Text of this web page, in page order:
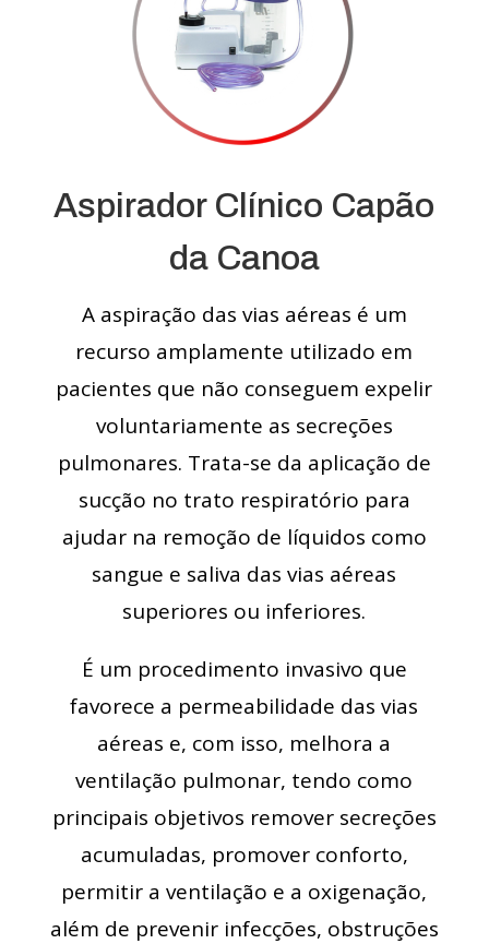
Aspirador Clínico Capão
da Canoa
A aspiração das vias aéreas é um
recurso amplamente utilizado em
pacientes que não conseguem expelir
voluntariamente as secreções
pulmonares. Trata-se da aplicação de
sucção no trato respiratório para
ajudar na remoção de líquidos como
sangue e saliva das vias aéreas
superiores ou inferiores.
É um procedimento invasivo que
favorece a permeabilidade das vias
aéreas e, com isso, melhora a
ventilação pulmonar, tendo como
principais objetivos remover secreções
acumuladas, promover conforto,
permitir a ventilação e a oxigenação,
além de prevenir infecções, obstruções